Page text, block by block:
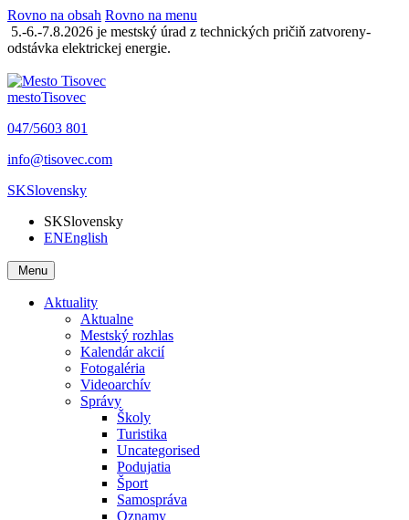
Rovno na obsah Rovno na menu
5.-6.-7.8.2026 je mestský úrad z technických pričiň zatvoreny-
odstávka elektrickej energie.
mestoTisovec
047/5603 801
info@tisovec.com
SKSlovensky
SKSlovensky
ENEnglish
Menu
Aktuality
Aktualne
Mestský rozhlas
Kalendár akcií
Fotogaléria
Videoarchív
Správy
Školy
Turistika
Uncategorised
Podujatia
Šport
Samospráva
Oznamy